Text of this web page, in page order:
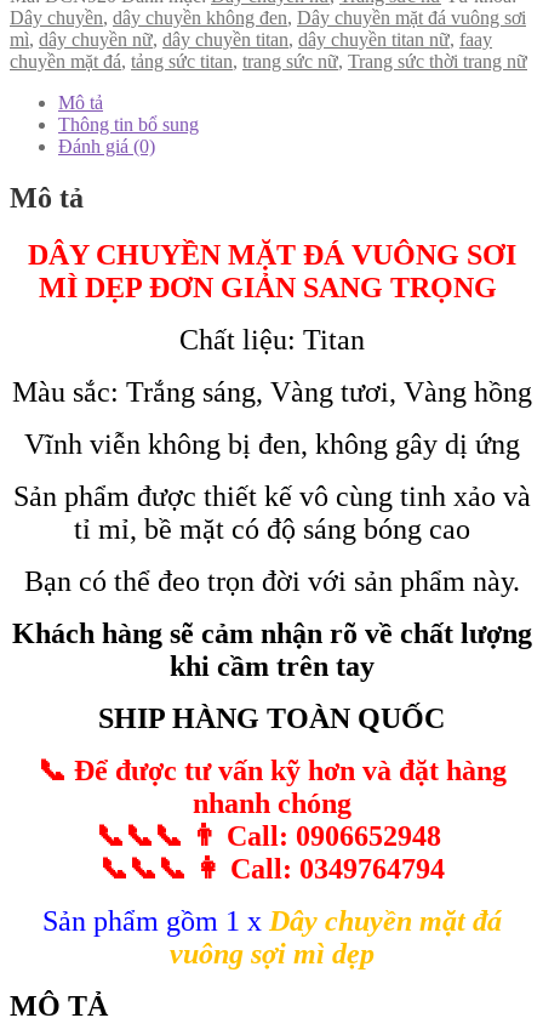
Dây chuyền, dây chuyền không đen, Dây chuyền mặt đá vuông sơi
mì, dây chuyền nữ, dây chuyền titan, dây chuyền titan nữ, faay
chuyền mặt đá, tảng sức titan, trang sức nữ, Trang sức thời trang nữ
Mô tả
Thông tin bổ sung
Đánh giá (0)
Mô tả
DÂY CHUYỀN MẶT ĐÁ VUÔNG SƠI
MÌ DẸP ĐƠN GIẢN SANG TRỌNG
Chất liệu: Titan
Màu sắc: Trắng sáng, Vàng tươi, Vàng hồng
Vĩnh viễn không bị đen, không gây dị ứng
Sản phẩm được thiết kế vô cùng tinh xảo và
tỉ mỉ, bề mặt có độ sáng bóng cao
Bạn có thể đeo trọn đời với sản phẩm này.
Khách hàng sẽ cảm nhận rõ về chất lượng
khi cầm trên tay
SHIP HÀNG TOÀN QUỐC
📞 Để được tư vấn kỹ hơn và đặt hàng
nhanh chóng
📞📞📞 👨 Call: 0906652948
📞📞📞 👩 Call: 0349764794
Sản phẩm gồm 1 x Dây chuyền mặt đá
vuông sợi mì dẹp
MÔ TẢ